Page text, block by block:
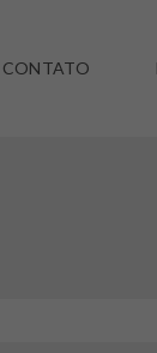
CONTATO